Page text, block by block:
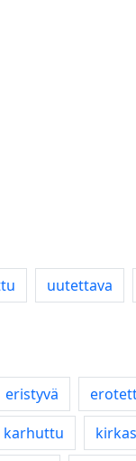
uutettava
eristyvä
karhuttu